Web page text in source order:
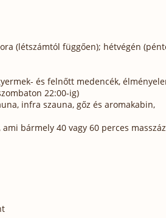
(létszámtól függően); hétvégén
és felnőtt medencék,
22:00-ig)
infra szauna, gőz és aromakabin,
bármely 40 vagy 60 perces